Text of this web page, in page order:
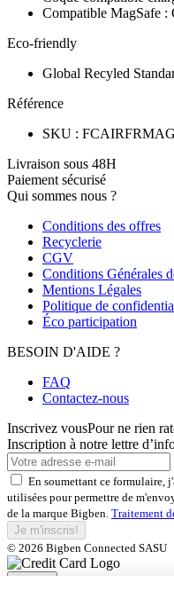
Compatible MagSafe :
Eco-friendly
Global Recyled
Référence
SKU :
Livraison sous 48H
Paiement sécurisé
Qui sommes nous ?
Conditions des offres
Recyclerie
CGV
Conditions Générales
Mentions Légales
Politique de
Éco participation
BESOIN D'AIDE ?
FAQ
Contactez-nous
Inscrivez vousPour ne rien
Inscription à notre lettre
En soumettant ce formulaire,
utilisées pour permettre de
de la marque Bigben. Traitement
Je m'inscris!
© 2026 Bigben Connected SASU
Fermer